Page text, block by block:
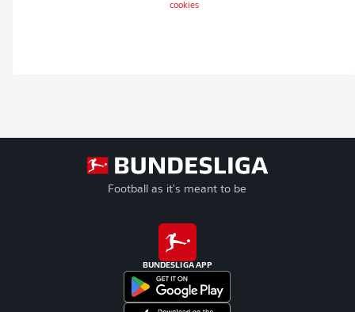
cookies
Football as it's meant to be
BUNDESLIGA APP